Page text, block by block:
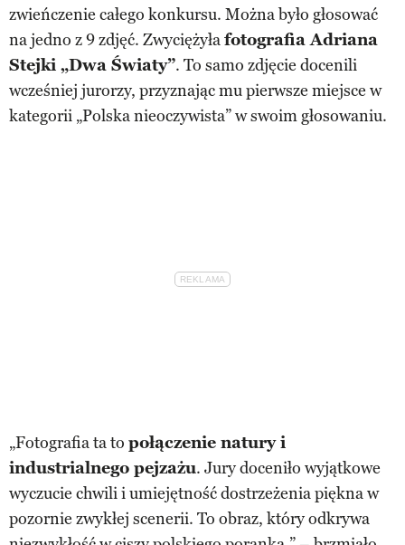
zwieńczenie całego konkursu. Można było głosować
na jedno z 9 zdjęć. Zwyciężyłafotografia Adriana
Stejki „Dwa Światy”. To samo zdjęcie docenili
wcześniej jurorzy, przyznając mu pierwsze miejsce w
kategorii „Polska nieoczywista” w swoim głosowaniu.
„Fotografia ta to połączenie natury i
industrialnego pejzażu. Jury doceniło wyjątkowe
wyczucie chwili i umiejętność dostrzeżenia piękna w
pozornie zwykłej scenerii. To obraz, który odkrywa